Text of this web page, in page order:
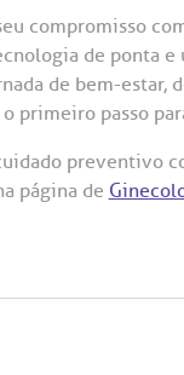
compromisso
de ponta
de bem-
primeiro passo
preventivo
página de